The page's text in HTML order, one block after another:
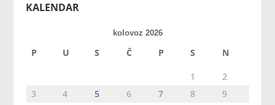
KALENDAR
kolovoz 2026
P U S Č P S N
1
2
3
4 5 6 7 8
9